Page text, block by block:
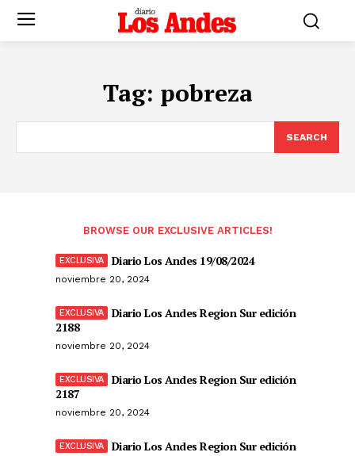
Tag: pobreza
SEARCH
BROWSE OUR EXCLUSIVE ARTICLES!
Diario Los Andes 19/08/2024
noviembre 20, 2024
Diario Los Andes Region Sur edición
2188
noviembre 20, 2024
Diario Los Andes Region Sur edición
2187
noviembre 20, 2024
Diario Los Andes Region Sur edición